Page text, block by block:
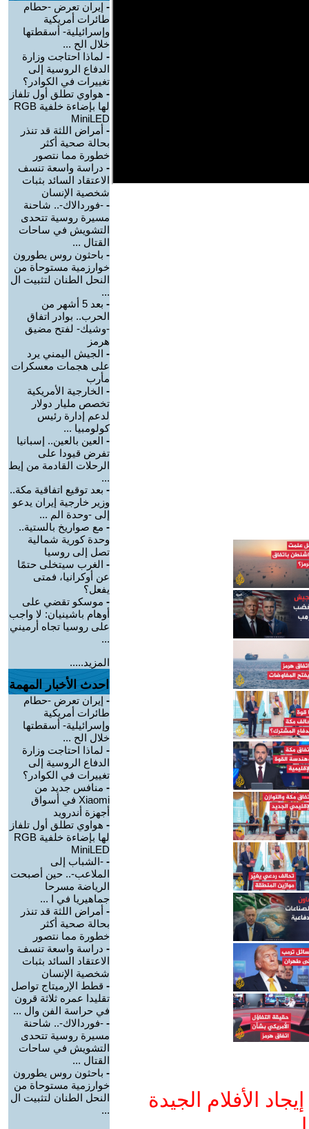
الأفلام الجيدة
- إيران تعرض -حطام
طائرات أمريكية
وإسرائيلية- أسقطتها
خلال الح ...
- لماذا احتاجت وزارة
الدفاع الروسية إلى
تغييرات في الكوادر؟
- هواوي تطلق أول تلفاز
لها بإضاءة خلفية RGB
MiniLED
- أمراض اللثة قد تنذر
بحالة صحية أكثر
خطورة مما نتصور
- دراسة واسعة تنسف
الاعتقاد السائد بثبات
شخصية الإنسان
- -فوردالاك-.. شاحنة
مسيرة روسية تتحدى
التشويش في ساحات
القتال ...
- باحثون روس يطورون
خوارزمية مستوحاة من
النحل الطنان لتثبيت ال
...
-
بعد 5 أشهر من
الحرب.. بوادر اتفاق
-وشيك- لفتح مضيق
هرمز
- الجيش اليمني يرد
على هجمات معسكرات
مأرب
- الخارجية الأمريكية
تخصص مليار دولار
لدعم إدارة رئيس
كولومبيا ...
- العين بالعين.. إسبانيا
تفرض قيودا على
الرحلات القادمة من إيط
...
- بعد توقيع اتفاقية مكة..
وزير خارجية إيران يدعو
إلى -وحدة الم ...
- مع صواريخ بالستية..
وحدة كورية شمالية
تصل إلى روسيا
- الغرب سيتخلى حتمًا
عن أوكرانيا، فمتى
يفعل؟
- موسكو تقضي على
أوهام باشينيان: لا واجب
على روسيا تجاه أرميني
...
المزيد.....
احدث الأخبار المهمة
- إيران تعرض -حطام
طائرات أمريكية
وإسرائيلية- أسقطتها
خلال الح ...
- لماذا احتاجت وزارة
الدفاع الروسية إلى
تغييرات في الكوادر؟
- منافس جديد من
Xiaomi في أسواق
أجهزة أندرويد
- هواوي تطلق أول تلفاز
لها بإضاءة خلفية RGB
MiniLED
- -الشباب إلى
الملاعب-.. حين أصبحت
الرياضة مسرحا
جماهيريا في ا ...
- أمراض اللثة قد تنذر
بحالة صحية أكثر
خطورة مما نتصور
- دراسة واسعة تنسف
الاعتقاد السائد بثبات
شخصية الإنسان
- قطط الإرميتاج تواصل
تقليدا عمره ثلاثة قرون
في حراسة الفن وال ...
- -فوردالاك-.. شاحنة
مسيرة روسية تتحدى
التشويش في ساحات
القتال ...
- باحثون روس يطورون
خوارزمية مستوحاة من
النحل الطنان لتثبيت ال
...